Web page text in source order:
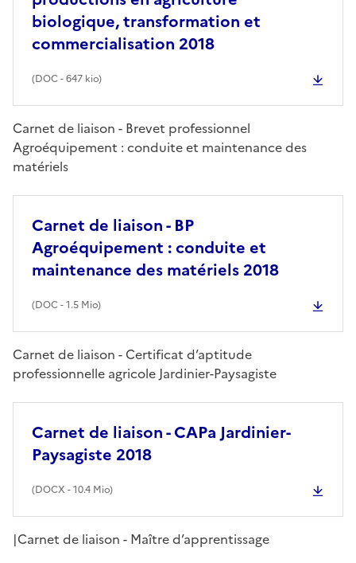
biologique, transformation et
commercialisation 2018
(DOC- 647 kio)
Carnet de liaison - Brevet professionnel
Agroéquipement : conduite et maintenance des
matériels
Carnet de liaison - BP
Agroéquipement : conduite et
maintenance des matériels 2018
(DOC- 1.5 Mio)
Carnet de liaison - Certificat d’aptitude
professionnelle agricole Jardinier-Paysagiste
Carnet de liaison - CAPa Jardinier-
Paysagiste 2018
(DOCX - 10.4 Mio)
|Carnet de liaison - Maître d’apprentissage